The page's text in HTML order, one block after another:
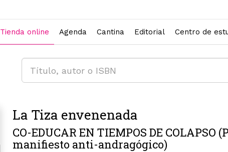
Tienda online Agenda Cantina Editorial Centro de
La Tiza envenenada
CO-EDUCAR EN TIEMPOS DE COLAPSO
manifiesto anti-andragógico)